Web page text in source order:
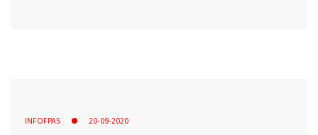
INFOFPAS 20-09-2020